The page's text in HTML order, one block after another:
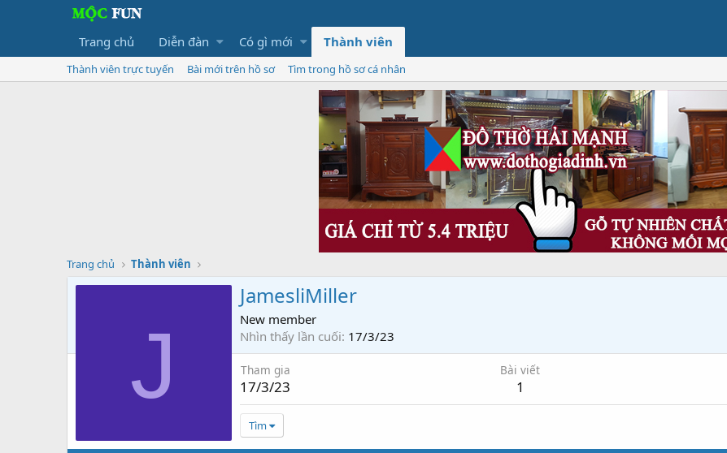
Trang chủ Diễn đàn Có gì mới Thành viên
Thành viên trực tuyến Bài mới trên hồ sơ Tìm trong hồ sơ cá nhân
Trang chủ Thành viên
J
JamesliMiller
New member
Nhìn thấy lần cuối 17/3/23
Tham gia
17/3/23
Bài viết
1
Tìm